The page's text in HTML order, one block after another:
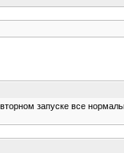
запуске все